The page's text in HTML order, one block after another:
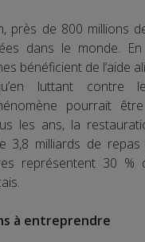
près de 800 millions
dans le monde.
bénéficient de l’aide
luttant contre
pourrait
les ans, la
3,8 milliards de
représentent 30 %
à entreprendre